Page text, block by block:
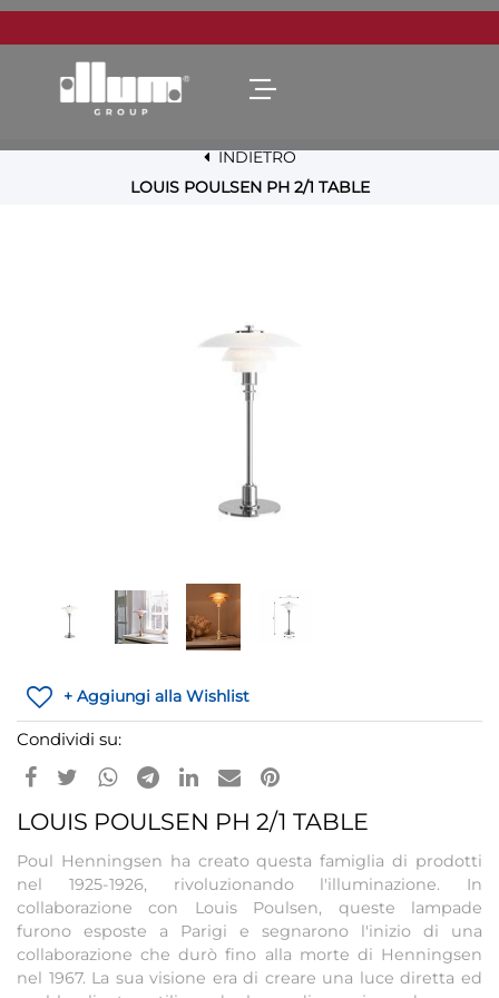
Open menu
INDIETRO
LOUIS POULSEN PH 2/1 TABLE
+ Aggiungi alla Wishlist
Condividi su:
LOUIS POULSEN PH 2/1 TABLE
Poul Henningsen ha creato questa famiglia di prodotti
nel 1925-1926, rivoluzionando l'illuminazione. In
collaborazione con Louis Poulsen, queste lampade
furono esposte a Parigi e segnarono l'inizio di una
collaborazione che durò fino alla morte di Henningsen
nel 1967. La sua visione era di creare una luce diretta ed